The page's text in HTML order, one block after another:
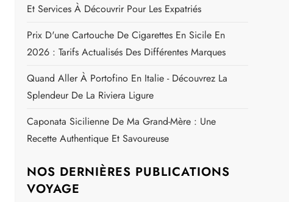
Et Services À Découvrir Pour Les Expatriés
Prix D'une Cartouche De Cigarettes En Sicile En
2026 : Tarifs Actualisés Des Différentes Marques
Quand Aller À Portofino En Italie - Découvrez La
Splendeur De La Riviera Ligure
Caponata Sicilienne De Ma Grand-Mère : Une
Recette Authentique Et Savoureuse
NOS DERNIÈRES PUBLICATIONS
VOYAGE